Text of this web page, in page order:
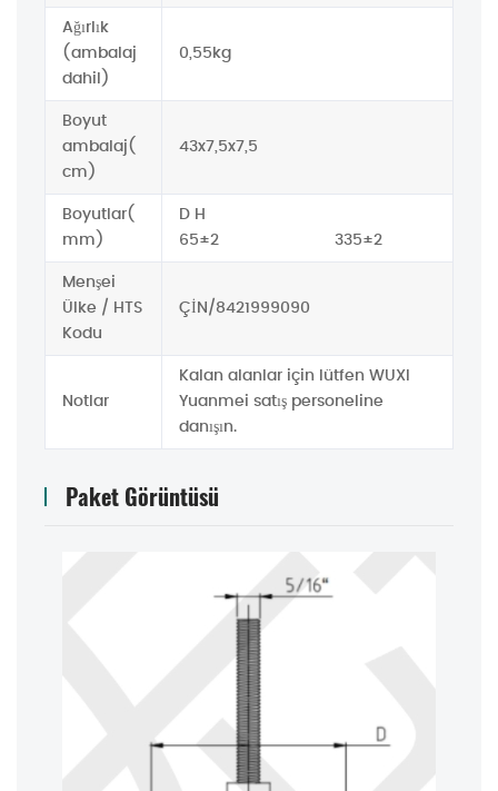
Ağırlık
(ambalaj
dahil)
0,55kg
Boyut
ambalaj(
cm)
43x7,5x7,5
Boyutlar(
mm)
D H
65±2 335±2
Menşei
Ülke / HTS
Kodu
ÇİN/8421999090
Notlar
Kalan alanlar için lütfen WUXl
Yuanmei satış personeline
danışın.
Paket Görüntüsü